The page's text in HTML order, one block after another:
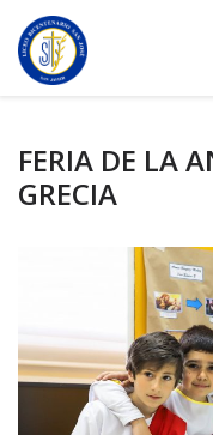
FERIA DE LA
GRECIA